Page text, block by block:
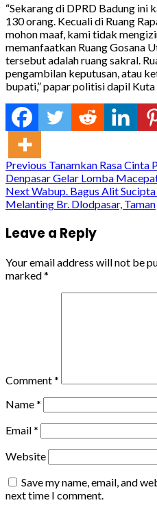
“Sekarang di DPRD Badung ini
130 orang. Kecuali di Ruang
mohon maaf, kami tidak
memanfaatkan Ruang Gosana
tersebut adalah ruang sakral.
pengambilan keputusan, atau
bupati,” papar politisi dapil Kuta
Continue
Reading
Previous Tanamkan Rasa Cinta
Denpasar Gelar Lomba
NextWabup. Bagus Alit
Melanting Br. Dlodpasar, Taman
Leave a Reply
Your email address will not be
marked*
Comment*
Name*
Email*
Website
Save my name, email, and
next time I comment.